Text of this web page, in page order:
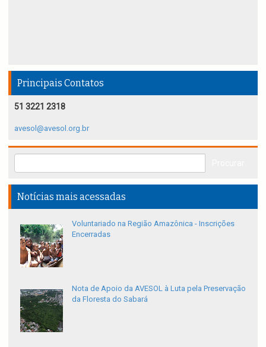
Principais Contatos
51 3221 2318
avesol@avesol.org.br
Notícias mais acessadas
Voluntariado na Região Amazônica - Inscrições
Encerradas
Nota de Apoio da AVESOL à Luta pela Preservação
da Floresta do Sabará